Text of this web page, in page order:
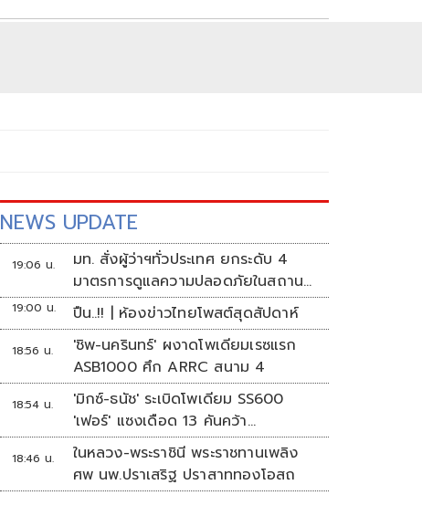
NEWS UPDATE
19:06 น.
มท. สั่งผู้ว่าฯทั่วประเทศ ยกระดับ 4
มาตรการดูแลความปลอดภัยในสถาน
ศึกษา
19:00 น. ปืน..!! | ห้องข่าวไทยโพสต์สุดสัปดาห์
18:56 น.
'ชิพ-นครินทร์' ผงาดโพเดียมเรซแรก
ASB1000 ศึก ARRC สนาม 4
18:54 น.
'มิกซ์-ธนัช' ระเบิดโพเดียม SS600
'เฟอร์' แซงเดือด 13 คันคว้า
แต้ม ศึก ARRC สนาม 4
18:46 น.
ในหลวง-พระราชินี พระราชทานเพลิง
ศพ นพ.ปราเสริฐ ปราสาททองโอสถ